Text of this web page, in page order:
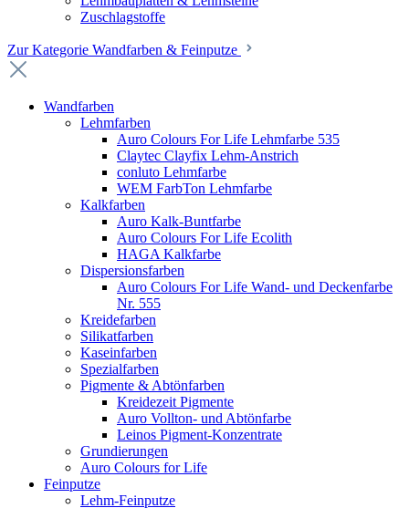
Zuschlagstoffe
Zur Kategorie Wandfarben & Feinputze
Wandfarben
Lehmfarben
Auro Colours For Life Lehmfarbe 535
Claytec Clayfix Lehm-Anstrich
conluto Lehmfarbe
WEM FarbTon Lehmfarbe
Kalkfarben
Auro Kalk-Buntfarbe
Auro Colours For Life Ecolith
HAGA Kalkfarbe
Dispersionsfarben
Auro Colours For Life Wand- und Deckenfarbe
Nr. 555
Kreidefarben
Silikatfarben
Kaseinfarben
Spezialfarben
Pigmente & Abtönfarben
Kreidezeit Pigmente
Auro Vollton- und Abtönfarbe
Leinos Pigment-Konzentrate
Grundierungen
Auro Colours for Life
Feinputze
Lehm-Feinputze